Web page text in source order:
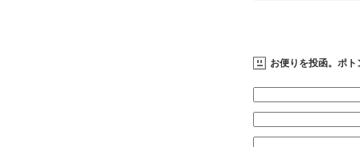
お便りを投函。ポト